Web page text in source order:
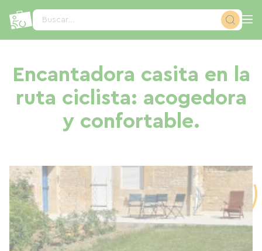
Buscar...
Encantadora casita en la
ruta ciclista: acogedora
y confortable.
Panel de gestión de cookies